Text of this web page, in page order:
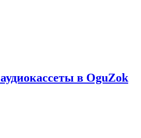
в OguZok